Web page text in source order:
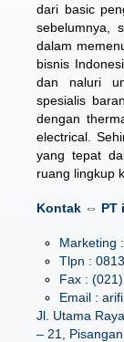
dari basic
sebelumnya,
dalam
bisnis
dan naluri
spesialis
dengan
electrical.
yang tepat
ruang lingkup
Kontak ⇔ PT
Marketing
Tlpn :
Fax :
Email :
Jl. Utama
– 21,